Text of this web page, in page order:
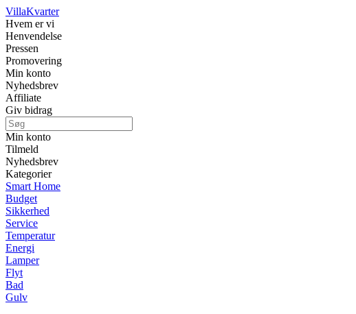
VillaKvarter
Hvem er vi
Henvendelse
Pressen
Promovering
Min konto
Nyhedsbrev
Affiliate
Giv bidrag
Min konto
Tilmeld
Nyhedsbrev
Kategorier
Smart Home
Budget
Sikkerhed
Service
Temperatur
Energi
Lamper
Flyt
Bad
Gulv